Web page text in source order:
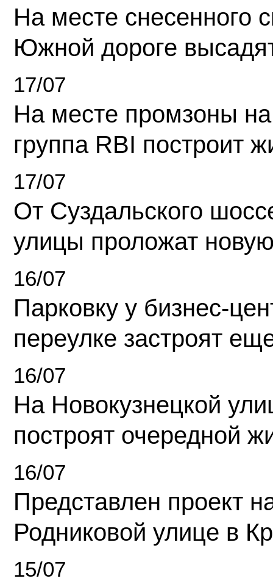
На месте снесенного
Южной дороге
17/07
На месте промзоны
группа RBI построит
17/07
От Суздальского
улицы проложат
16/07
Парковку у бизнес-
переулке застроят
16/07
На Новокузнецкой
построят очередной
16/07
Представлен проект
Родниковой улице в
15/07